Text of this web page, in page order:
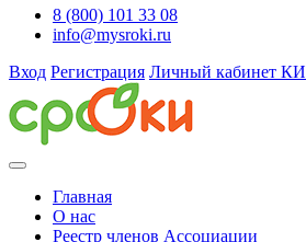
8 (800) 101 33 08
info@mysroki.ru
Вход Регистрация Личный кабинет КИ
Главная
О нас
Реестр членов Ассоциации